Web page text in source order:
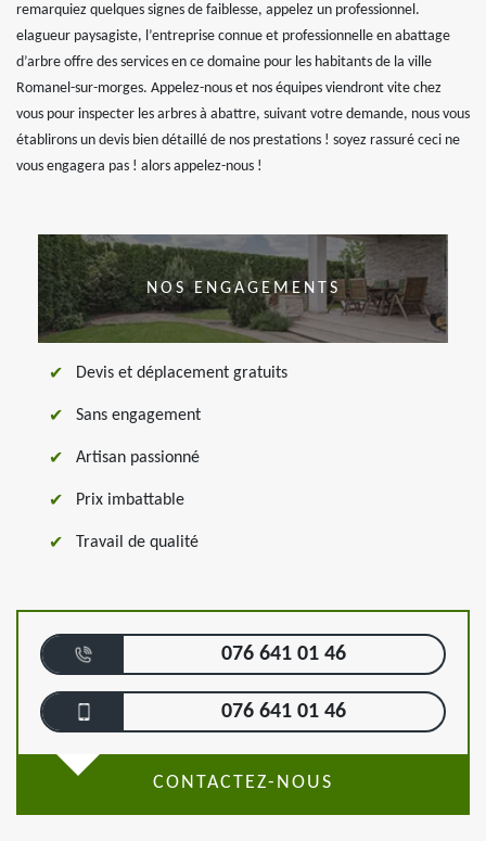
remarquiez quelques signes de faiblesse, appelez un professionnel.
elagueur paysagiste, l’entreprise connue et professionnelle en abattage
d’arbre offre des services en ce domaine pour les habitants de la ville
Romanel-sur-morges. Appelez-nous et nos équipes viendront vite chez
vous pour inspecter les arbres à abattre, suivant votre demande, nous vous
établirons un devis bien détaillé de nos prestations ! soyez rassuré ceci ne
vous engagera pas ! alors appelez-nous !
NOS ENGAGEMENTS
Devis et déplacement gratuits
Sans engagement
Artisan passionné
Prix imbattable
Travail de qualité
076 641 01 46
076 641 01 46
CONTACTEZ-NOUS